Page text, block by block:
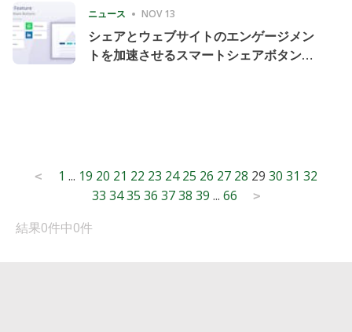
ニュース NOV 13
シェアとウェブサイトのエンゲージメン
トを加速させるスマートシェアボタンの
Posts
pagination
< 1 ... 19 20 21 22 23 24 25 26 27 28 29 30 31 32
33 34 35 36 37 38 39 ... 66 >
結果0件中0件